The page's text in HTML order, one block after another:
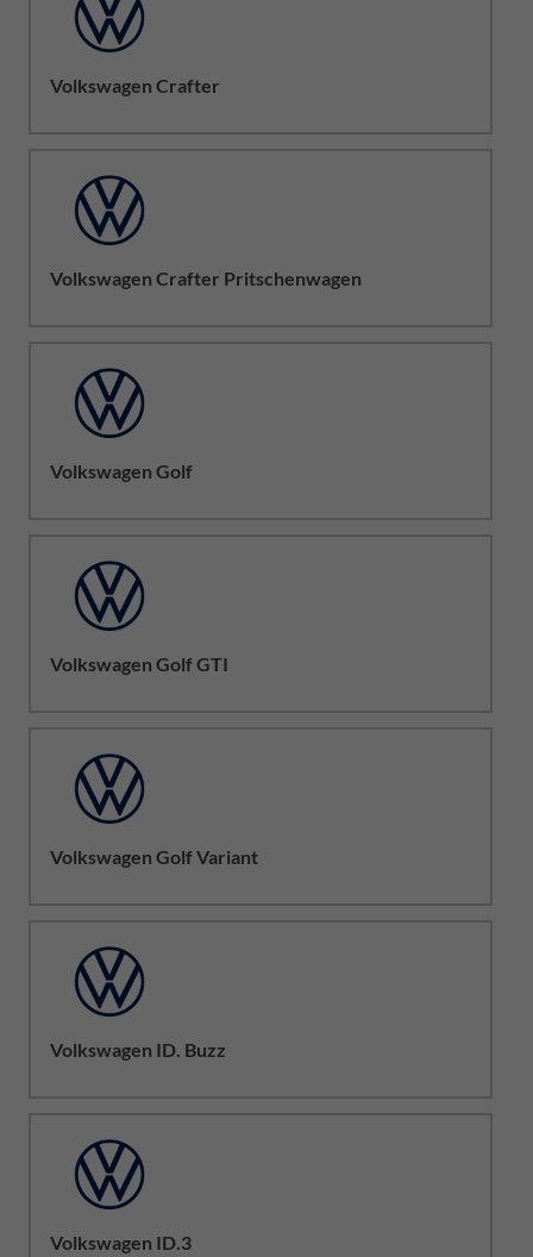
Volkswagen Crafter
Volkswagen Crafter Pritschenwagen
Volkswagen Golf
Volkswagen Golf GTI
Volkswagen Golf Variant
Volkswagen ID. Buzz
Volkswagen ID.3